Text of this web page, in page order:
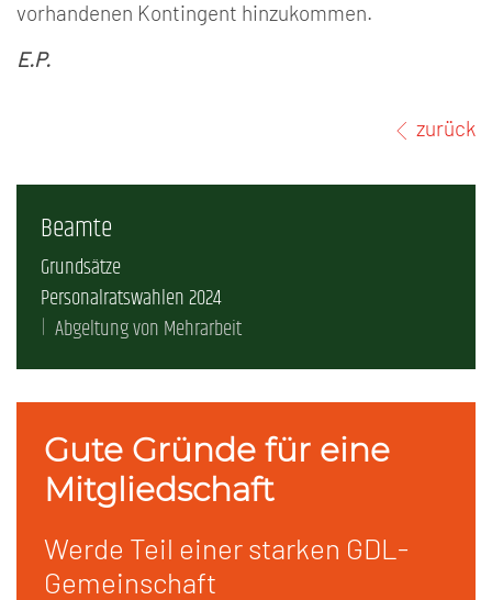
vorhandenen Kontingent hinzukommen.
E.P.
zurück
Beamte
Grundsätze
Personalratswahlen 2024
Abgeltung von Mehrarbeit
Gute Gründe für eine
Mitgliedschaft
Werde Teil einer starken GDL-
Gemeinschaft